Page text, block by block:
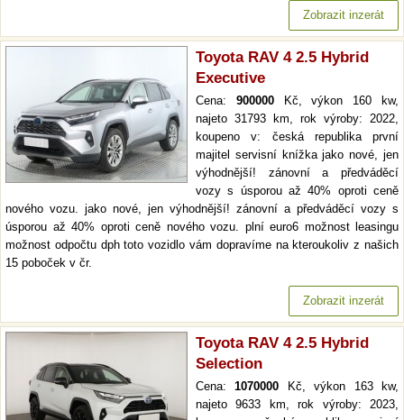
Zobrazit inzerát
Toyota RAV 4 2.5 Hybrid
Executive
Cena: 900000Kč, výkon 160 kw,
najeto 31793 km, rok výroby: 2022,
koupeno v: česká republika první
majitel servisní knížka jako nové, jen
výhodnější! zánovní a předváděcí
vozy s úsporou až 40% oproti ceně
nového vozu. jako nové, jen výhodnější! zánovní a předváděcí vozy s
úsporou až 40% oproti ceně nového vozu. plní euro6 možnost leasingu
možnost odpočtu dph toto vozidlo vám dopravíme na kteroukoliv z našich
15 poboček v čr.
Zobrazit inzerát
Toyota RAV 4 2.5 Hybrid
Selection
Cena:1070000 Kč, výkon 163 kw,
najeto 9633 km, rok výroby: 2023,